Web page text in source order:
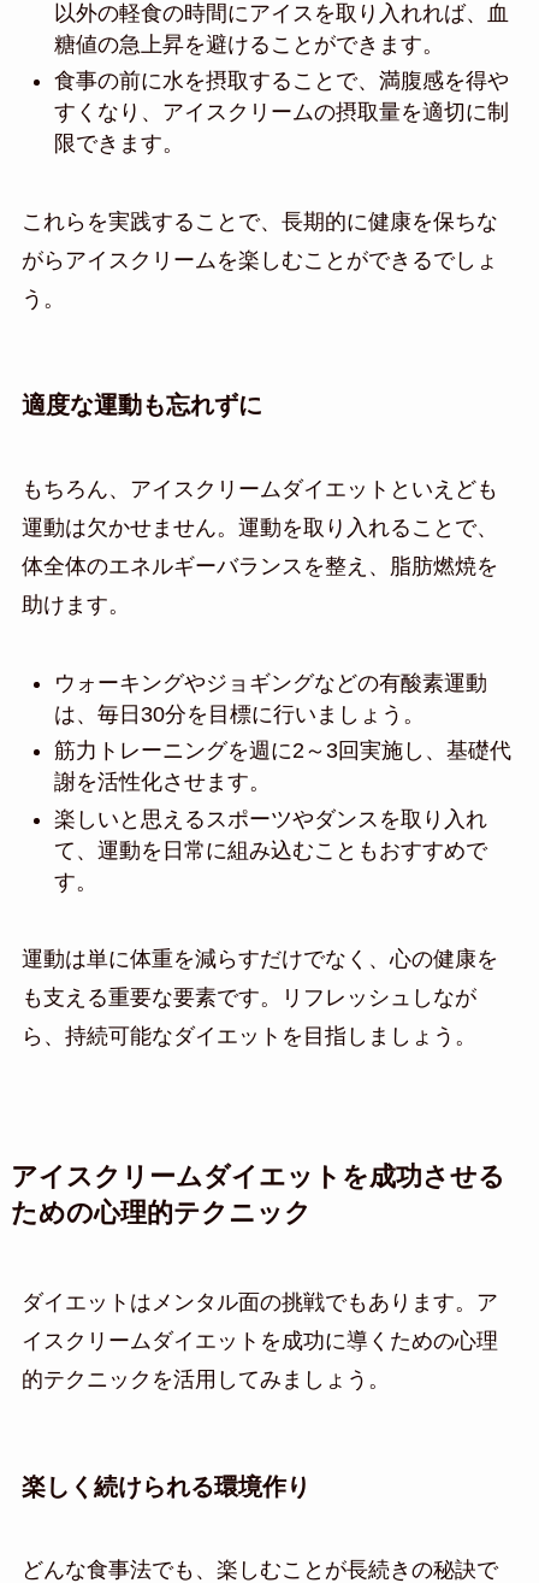
以外の軽食の時間にアイスを取り入れれば、血
糖値の急上昇を避けることができます。
食事の前に水を摂取することで、満腹感を得や
すくなり、アイスクリームの摂取量を適切に制
限できます。
これらを実践することで、長期的に健康を保ちな
がらアイスクリームを楽しむことができるでしょ
う。
適度な運動も忘れずに
もちろん、アイスクリームダイエットといえども
運動は欠かせません。運動を取り入れることで、
体全体のエネルギーバランスを整え、脂肪燃焼を
助けます。
ウォーキングやジョギングなどの有酸素運動
は、毎日30分を目標に行いましょう。
筋力トレーニングを週に2～3回実施し、基礎代
謝を活性化させます。
楽しいと思えるスポーツやダンスを取り入れ
て、運動を日常に組み込むこともおすすめで
す。
運動は単に体重を減らすだけでなく、心の健康を
も支える重要な要素です。リフレッシュしなが
ら、持続可能なダイエットを目指しましょう。
アイスクリームダイエットを成功させる
ための心理的テクニック
ダイエットはメンタル面の挑戦でもあります。ア
イスクリームダイエットを成功に導くための心理
的テクニックを活用してみましょう。
楽しく続けられる環境作り
どんな食事法でも、楽しむことが長続きの秘訣で